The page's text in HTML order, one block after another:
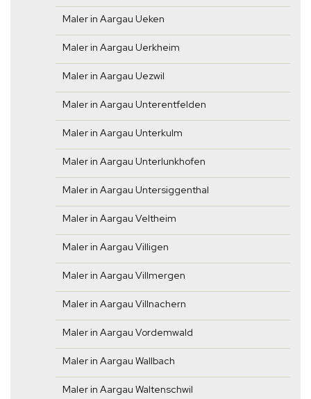
Maler in Aargau Ueken
Maler in Aargau Uerkheim
Maler in Aargau Uezwil
Maler in Aargau Unterentfelden
Maler in Aargau Unterkulm
Maler in Aargau Unterlunkhofen
Maler in Aargau Untersiggenthal
Maler in Aargau Veltheim
Maler in Aargau Villigen
Maler in Aargau Villmergen
Maler in Aargau Villnachern
Maler in Aargau Vordemwald
Maler in Aargau Wallbach
Maler in Aargau Waltenschwil